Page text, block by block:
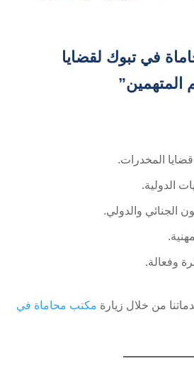
في تبوك لقضايا
المتهمين”
المخدرات.
الدولية.
الجنائي والدولي.
وفعالة.
من خلال زيارة مكتب محاماة في